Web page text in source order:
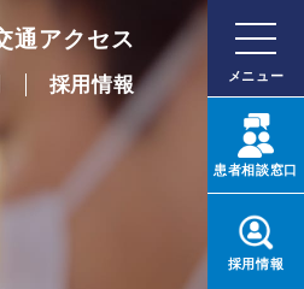
通アクセス
採用情報 メニュー
患者相談窓口
採用情報